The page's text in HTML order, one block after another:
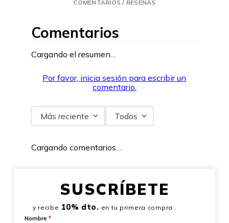
COMENTARIOS / RESEÑAS
Comentarios
Cargando el resumen…
Por favor, inicia sesión para escribir un
comentario.
Más reciente Todos
Cargando comentarios…
SUSCRÍBETE
y recibe 10% dto. en tu primera compra
Nombre *